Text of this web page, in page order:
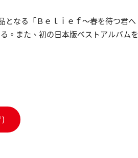
となる「Ｂｅｌｉｅｆ～春を待つ君へ
。また、初の日本版ベストアルバムを